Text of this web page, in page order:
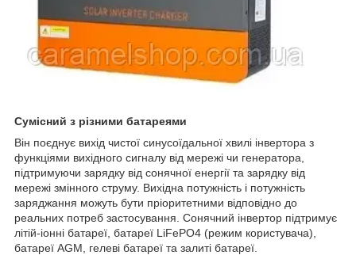
Сумісний з різними батареями
Він поєднує вихід чистої синусоїдальної хвилі інвертора з
функціями вихідного сигналу від мережі чи генератора,
підтримуючи зарядку від сонячної енергії та зарядку від
мережі змінного струму. Вихідна потужність і потужність
заряджання можуть бути пріоритетними відповідно до
реальних потреб застосування. Сонячний інвертор підтримує
літій-іонні батареї, батареї LiFePO4 (режим користувача),
батареї AGM, гелеві батареї та залиті батареї.